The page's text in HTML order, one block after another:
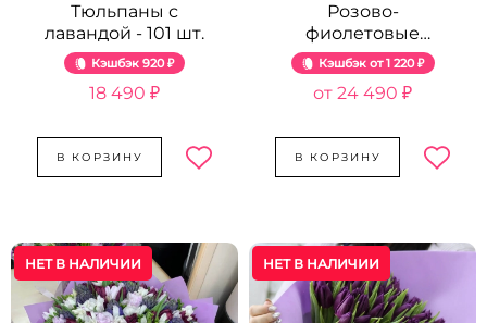
Тюльпаны с
лавандой - 101 шт.
Кэшбэк 920 ₽
18 490 ₽
В КОРЗИНУ
Розово-
фиолетовые
тюльпаны от 101 шт.
Кэшбэк 1 220 ₽
24 490 ₽
В КОРЗИНУ
НЕТ В НАЛИЧИИ НЕТ В НАЛИЧИИ